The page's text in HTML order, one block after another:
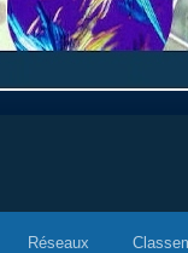
Réseaux